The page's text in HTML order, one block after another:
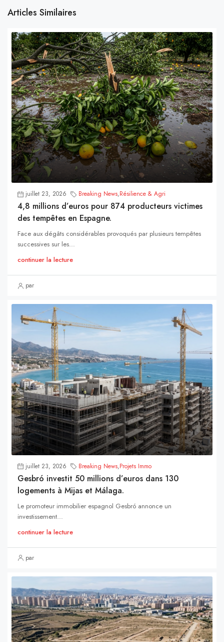
Articles Similaires
juillet 23, 2026 Breaking News,Résilience & Agri
4,8 millions d’euros pour 874 producteurs victimes
des tempêtes en Espagne.
Face aux dégâts considérables provoqués par plusieurs tempêtes
successives sur les...
continuer la lecture
par
juillet 23, 2026 Breaking News,Projets Immo
Gesbró investit 50 millions d’euros dans 130
logements à Mijas et Málaga.
Le promoteur immobilier espagnol Gesbró annonce un
investissement...
continuer la lecture
par